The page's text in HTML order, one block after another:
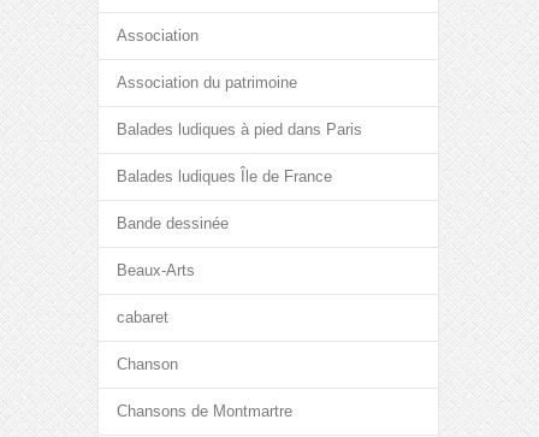
Association
Association du patrimoine
Balades ludiques à pied dans Paris
Balades ludiques Île de France
Bande dessinée
Beaux-Arts
cabaret
Chanson
Chansons de Montmartre